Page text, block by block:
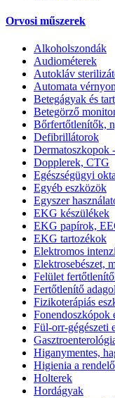
Orvosi műszerek
Alkoholszondák
Audiométerek
Autokláv
Automata
Betegágyak és
Betegörző
Bőrfertőtlenítők,
Defibrillátorok
Dermatoszkopok
Dopplerek, CTG
Egészségügyi
Egyéb eszközök
Egyszer
EKG készülékek
EKG papírok,
EKG tartozékok
Elektromos
Elektrosebészet,
Felület
Fertőtlenítő
Fizikoterápiás
Fonendoszkópok
Fül-orr-gégészeti
Higanymentes,
Higienia a
Holterek
Hordágyak